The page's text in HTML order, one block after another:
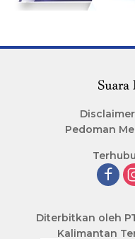
Disclaimer
Pedoman
Diterbitkan oleh
Kalimantan